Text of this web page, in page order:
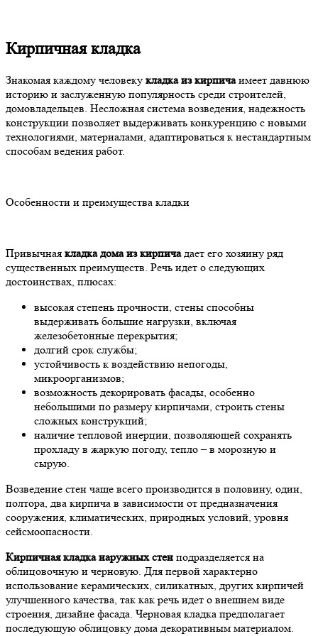
Кирпичная кладка
Знакомая каждому человеку кладка из кирпичаимеет давнюю
историю и заслуженную популярность среди строителей,
домовладельцев. Несложная система возведения, надежность
конструкции позволяет выдерживать конкуренцию с новыми
технологиями, материалами, адаптироваться к нестандартным
способам ведения работ.
Особенности и преимущества кладки
Привычная кладка дома из кирпичадает его хозяину ряд
существенных преимуществ. Речь идет о следующих
достоинствах, плюсах:
высокая степень прочности, стены способны
выдерживать большие нагрузки, включая
железобетонные перекрытия;
долгий срок службы;
устойчивость к воздействию непогоды,
микроорганизмов;
возможность декорировать фасады, особенно
небольшими по размеру кирпичами, строить стены
сложных конструкций;
наличие тепловой инерции, позволяющей сохранять
прохладу в жаркую погоду, тепло – в морозную и
сырую.
Возведение стен чаще всего производится в половину, один,
полтора, два кирпича в зависимости от предназначения
сооружения, климатических, природных условий, уровня
сейсмоопасности.
Кирпичная кладка наружных стен подразделяется на
облицовочную и черновую. Для первой характерно
использование керамических, силикатных, других кирпичей
улучшенного качества, так как речь идет о внешнем виде
строения, дизайне фасада. Черновая кладка предполагает
последующую облицовку дома декоративным материалом.